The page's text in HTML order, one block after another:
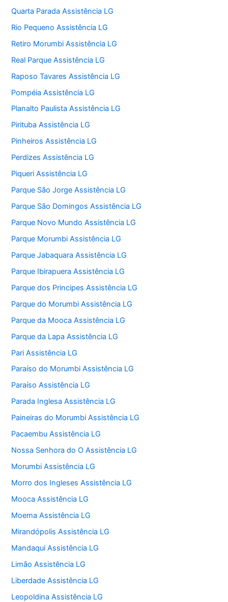
Quarta Parada Assistência LG
Rio Pequeno Assistência LG
Retiro Morumbi Assistência LG
Real Parque Assistência LG
Raposo Tavares Assistência LG
Pompéia Assistência LG
Planalto Paulista Assistência LG
Pirituba Assistência LG
Pinheiros Assistência LG
Perdizes Assistência LG
Piqueri Assistência LG
Parque São Jorge Assistência LG
Parque São Domingos Assistência LG
Parque Novo Mundo Assistência LG
Parque Morumbi Assistência LG
Parque Jabaquara Assistência LG
Parque Ibirapuera Assistência LG
Parque dos Principes Assistência LG
Parque do Morumbi Assistência LG
Parque da Mooca Assistência LG
Parque da Lapa Assistência LG
Pari Assistência LG
Paraíso do Morumbi Assistência LG
Paraíso Assistência LG
Parada Inglesa Assistência LG
Paineiras do Morumbi Assistência LG
Pacaembu Assistência LG
Nossa Senhora do O Assistência LG
Morumbi Assistência LG
Morro dos Ingleses Assistência LG
Mooca Assistência LG
Moema Assistência LG
Mirandópolis Assistência LG
Mandaqui Assistência LG
Limão Assistência LG
Liberdade Assistência LG
Leopoldina Assistência LG